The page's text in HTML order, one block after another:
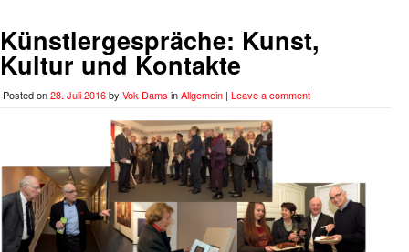
Künstlergespräche: Kunst,
Kultur und Kontakte
Posted on28. Juli 2016by Vok Dams inAllgemein | Leave a comment